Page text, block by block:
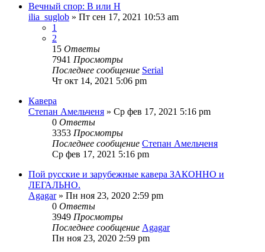
Вечный спор: В или Н
ilia_suglob » Пт сен 17, 2021 10:53 am
1
2
15 Ответы
7941 Просмотры
Последнее сообщение Serial
Чт окт 14, 2021 5:06 pm
Кавера
Степан Амельченя » Ср фев 17, 2021 5:16 pm
0 Ответы
3353 Просмотры
Последнее сообщение Степан Амельченя
Ср фев 17, 2021 5:16 pm
Пой русские и зарубежные кавера ЗАКОННО и
ЛЕГАЛЬНО.
Agagar» Пн ноя 23, 2020 2:59 pm
0 Ответы
3949 Просмотры
Последнее сообщение Agagar
Пн ноя 23, 2020 2:59 pm